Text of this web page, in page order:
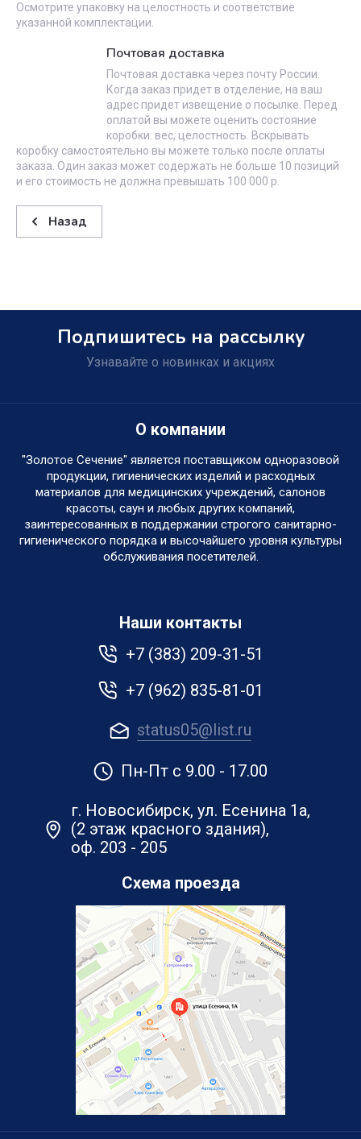
Осмотрите упаковку на целостность и соответствие
указанной комплектации.
Почтовая доставка
Почтовая доставка через почту России.
Когда заказ придет в отделение, на ваш
адрес придет извещение о посылке. Перед
оплатой вы можете оценить состояние
коробки: вес, целостность. Вскрывать
коробку самостоятельно вы можете только после оплаты
заказа. Один заказ может содержать не больше 10 позиций
и его стоимость не должна превышать 100 000 р.
Назад
Подпишитесь на рассылку
Узнавайте о новинках и акциях
О компании
"Золотое Сечение" является поставщиком одноразовой
продукции, гигиенических изделий и расходных
материалов для медицинских учреждений, салонов
красоты, саун и любых других компаний,
заинтересованных в поддержании строгого санитарно-
гигиенического порядка и высочайшего уровня культуры
обслуживания посетителей.
Наши контакты
+7 (383) 209-31-51
+7 (962) 835-81-01
status05@list.ru
Пн-Пт с 9.00 - 17.00
г. Новосибирск, ул. Есенина 1а,
(2 этаж красного здания),
оф. 203 - 205
Схема проезда